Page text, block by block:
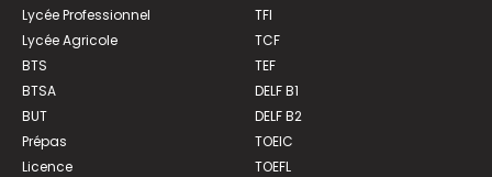
Lycée Professionnel
Lycée Agricole
BTS
BTSA
BUT
Prépas
Licence
TFI
TCF
TEF
DELF B1
DELF B2
TOEIC
TOEFL